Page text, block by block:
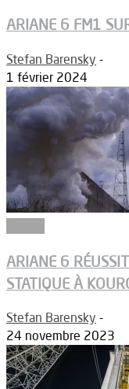
ARIANE 6 FM1
Stefan Barensky -
1 février 2024
ARIANE 6
STATIQUE À
Stefan Barensky -
24 novembre 2023